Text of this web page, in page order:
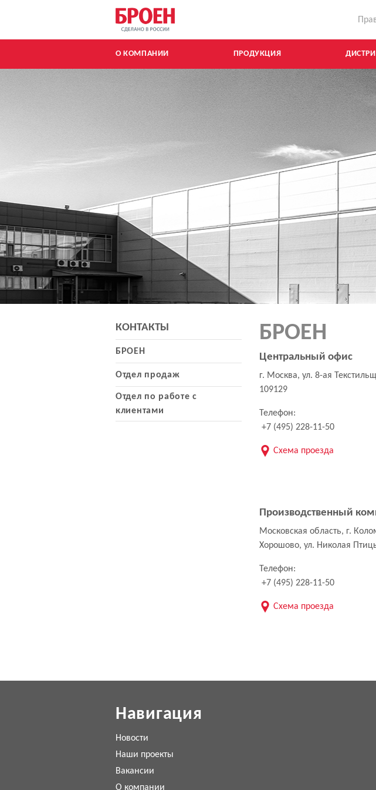
Главная страницы
О КОМПАНИИ ПРОДУКЦИЯ
КОНТАКТЫ
БРОЕН
Отдел продаж
Отдел по работе с
клиентами
БРОЕН
Центральный офис
г. Москва, ул. 8-ая
109129
Телефон:
+7 (495) 228-11-50
Схема проезда
Производственный
Московская область, г.
Хорошово, ул. Николая
Телефон:
+7 (495) 228-11-50
Схема проезда
Навигация
Новости
Наши проекты
Вакансии
О компании